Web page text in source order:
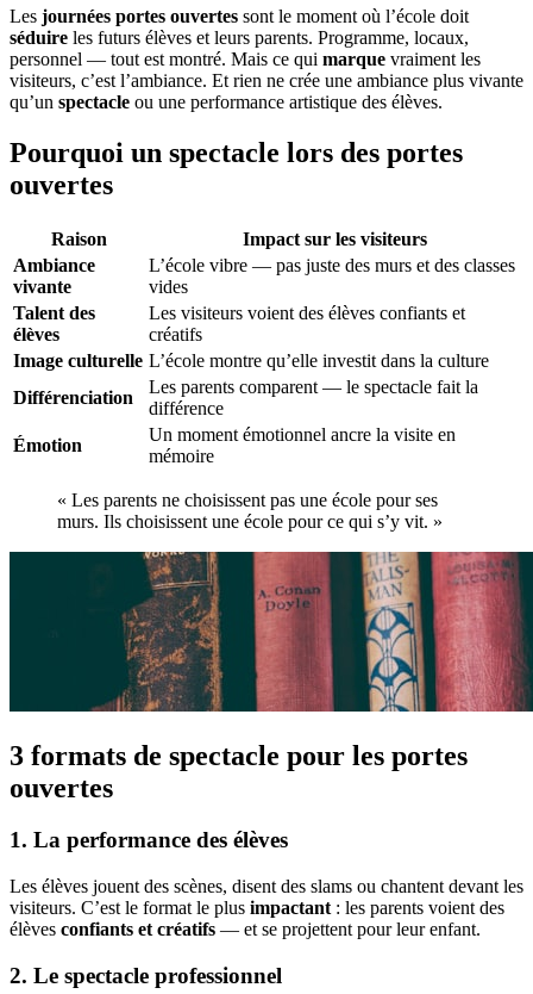
Les journées portes ouvertes sont le moment où l’école doit
séduire les futurs élèves et leurs parents. Programme, locaux,
personnel — tout est montré. Mais ce qui marque vraiment les
visiteurs, c’est l’ambiance. Et rien ne crée une ambiance plus vivante
qu’un spectacle ou une performance artistique des élèves.
Pourquoi un spectacle lors des portes
ouvertes
Raison
Impact sur les visiteurs
Ambiance
vivante
L’école vibre — pas juste des murs et des classes
vides
Talent des
élèves
Les visiteurs voient des élèves confiants et
créatifs
Image culturelle L’école montre qu’elle investit dans la culture
Différenciation
Les parents comparent — le spectacle fait la
différence
Émotion
Un moment émotionnel ancre la visite en
mémoire
« Les parents ne choisissent pas une école pour ses
murs. Ils choisissent une école pour ce qui s’y vit. »
3 formats de spectacle pour les portes
ouvertes
1. La performance des élèves
Les élèves jouent des scènes, disent des slams ou chantent devant les
visiteurs. C’est le format le plus impactant : les parents voient des
élèves confiants et créatifs — et se projettent pour leur enfant.
2. Le spectacle professionnel